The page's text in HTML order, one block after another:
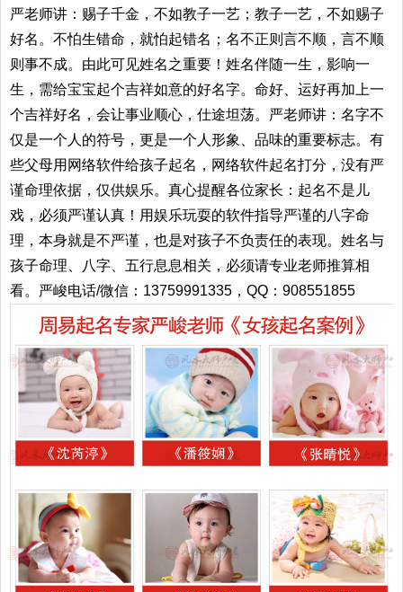
严老师讲：赐子千金，不如教子一艺；教子一艺，不如赐子
好名。不怕生错命，就怕起错名；名不正则言不顺，言不顺
则事不成。由此可见姓名之重要！姓名伴随一生，影响一
生，需给宝宝起个吉祥如意的好名字。命好、运好再加上一
个吉祥好名，会让事业顺心，仕途坦荡。严老师讲：名字不
仅是一个人的符号，更是一个人形象、品味的重要标志。有
些父母用网络软件给孩子起名，网络软件起名打分，没有严
谨命理依据，仅供娱乐。真心提醒各位家长：起名不是儿
戏，必须严谨认真！用娱乐玩耍的软件指导严谨的八字命
理，本身就是不严谨，也是对孩子不负责任的表现。姓名与
孩子命理、八字、五行息息相关，必须请专业老师推算相
看。严峻电话/微信：13759991335，QQ：908551855